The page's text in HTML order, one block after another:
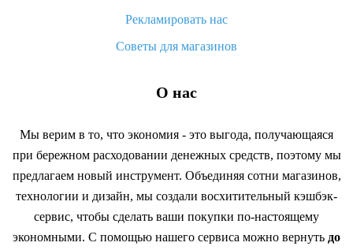
Рекламировать нас
Советы для магазинов
О нас
Мы верим в то, что экономия - это выгода, получающаяся
при бережном расходовании денежных средств, поэтому мы
предлагаем новый инструмент. Объединяя сотни магазинов,
технологии и дизайн, мы создали восхитительный кэшбэк-
сервис, чтобы сделать ваши покупки по-настоящему
экономными. С помощью нашего сервиса можно вернуть до